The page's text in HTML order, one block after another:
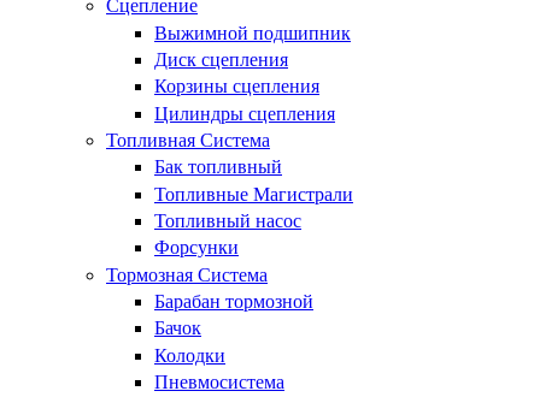
Сцепление
Выжимной подшипник
Диск сцепления
Корзины сцепления
Цилиндры сцепления
Топливная Система
Бак топливный
Топливные Магистрали
Топливный насос
Форсунки
Тормозная Система
Барабан тормозной
Бачок
Колодки
Пневмосистема